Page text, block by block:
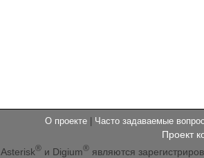
О проекте | Часто задаваемые
Проект
Asterisk®и Digium®являются